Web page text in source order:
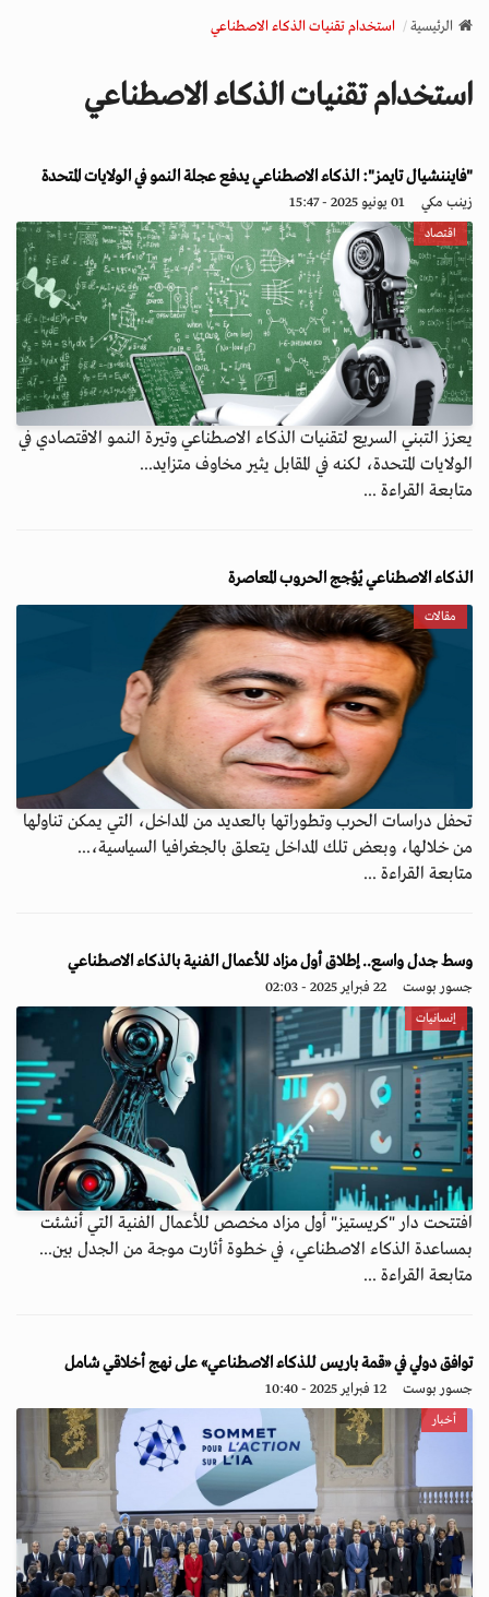
v
a
o
n
الرئيسية استخدام تقنيات الذكاء الاصطناعي
استخدام تقنيات الذكاء الاصطناعي
"فايننشيال تايمز": الذكاء الاصطناعي يدفع عجلة النمو في الولايات المتحدة
زينب مكي 01 يونيو 2025 - 15:47
اقتصاد
يعزز التبني السريع لتقنيات الذكاء الاصطناعي وتيرة النمو الاقتصادي في
الولايات المتحدة، لكنه في المقابل يثير مخاوف متزايد...
متابعة القراءة ...
الذكاء الاصطناعي يُؤجج الحروب المعاصرة
مقالات
تحفل دراسات الحرب وتطوراتها بالعديد من المداخل، التي يمكن تناولها
من خلالها، وبعض تلك المداخل يتعلق بالجغرافيا السياسية،...
متابعة القراءة ...
وسط جدل واسع.. إطلاق أول مزاد للأعمال الفنية بالذكاء الاصطناعي
جسور بوست 22 فبراير 2025 - 02:03
إنسانيات
افتتحت دار "كريستيز" أول مزاد مخصص للأعمال الفنية التي أُنشئت
بمساعدة الذكاء الاصطناعي، في خطوة أثارت موجة من الجدل بين...
متابعة القراءة ...
توافق دولي في «قمة باريس للذكاء الاصطناعي» على نهج أخلاقي شامل
جسور بوست 12 فبراير 2025 - 10:40
أخبار